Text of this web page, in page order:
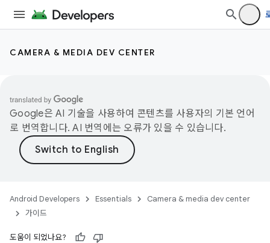
CAMERA & MEDIA DEV CENTER
Google은 AI 기술을 사용하여 콘텐츠를 사용자의 기본 언어
로 번역합니다. AI 번역에는 오류가 있을 수 있습니다.
Android Developers Essentials
Camera & media dev center
가이드
도움이 되었나요?